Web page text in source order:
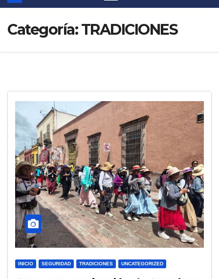
Categoría: TRADICIONES
INICIO SEGURIDAD TRADICIONES UNCATEGORIZED